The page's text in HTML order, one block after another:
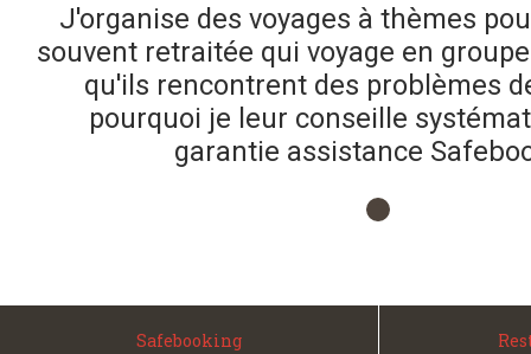
J'organise des voyages à thèmes
souvent retraitée qui voyage en
qu'ils rencontrent des problèmes
pourquoi je leur conseille
garantie assistance
Safebooking